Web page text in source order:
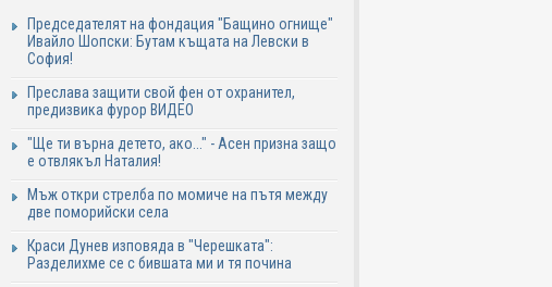
Председателят на фондация "Бащино огнище"
Ивайло Шопски: Бутам къщата на Левски в
София!
Преслава защити свой фен от охранител,
предизвика фурор ВИДЕО
"Ще ти върна детето, ако..." - Асен призна защо
е отвлякъл Наталия!
Мъж откри стрелба по момиче на пътя между
две поморийски села
Краси Дунев изповяда в "Черешката":
Разделихме се с бившата ми и тя почина